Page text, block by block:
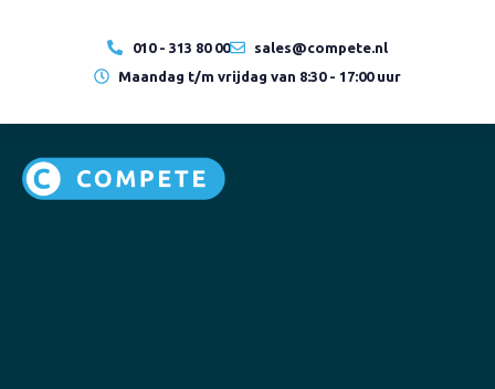
010 - 313 80 00
sales@compete.nl
Maandag t/m vrijdag van 8:30 - 17:00 uur